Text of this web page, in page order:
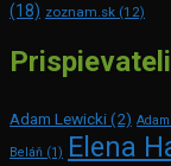
(18) zoznam.sk (12)
Adam Lewicki(2)
Beláň (1) Elena